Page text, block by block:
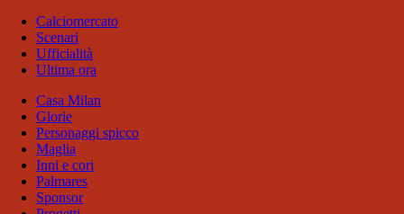
Calciomercato
Scenari
Ufficialità
Ultima ora
Casa Milan
Glorie
Personaggi spicco
Maglia
Inni e cori
Palmares
Sponsor